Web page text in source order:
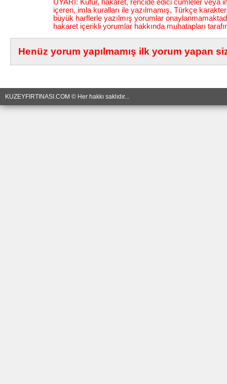
UYARI: Küfür, hakaret, rencide edici cümleler veya
içeren, imla kuralları ile yazılmamış, Türkçe
büyük harflerle yazılmış yorumlar
hakaret içerikli yorumlar hakkında muhatapları
Henüz yorum yapılmamış ilk yorum yapan
KUZEYFIRTINASI.COM © Her hakkı saklıdır...